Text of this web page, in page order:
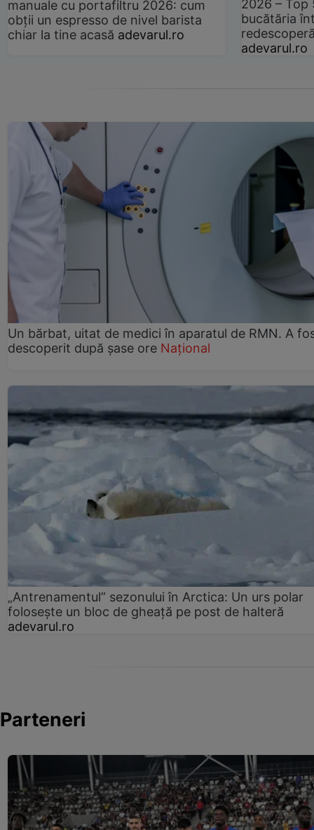
manuale cu portafiltru 2026: cum
obții un espresso de nivel barista
chiar la tine acasă adevarul.ro
2026 –
bucătăria
adevarul.ro
Un bărbat, uitat de medici în aparatul de RMN. A
descoperit după șase ore Național
„Antrenamentul” sezonului în Arctica: Un urs polar
folosește un bloc de gheață pe post de halteră
adevarul.ro
Parteneri